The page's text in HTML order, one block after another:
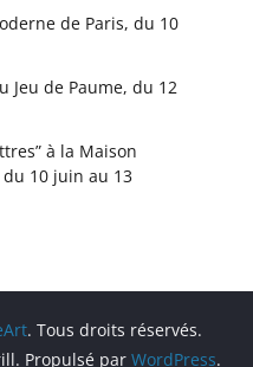
de Paris, du 10
Jeu de Paume, du 12
à la Maison
10 juin au 13
. Tous droits réservés.
Propulsé par WordPress.